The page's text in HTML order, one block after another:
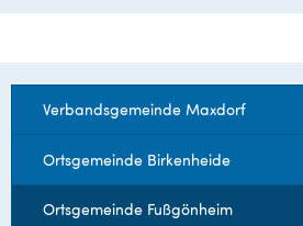
Verbandsgemeinde Maxdorf
Ortsgemeinde Birkenheide
Ortsgemeinde Fußgönheim